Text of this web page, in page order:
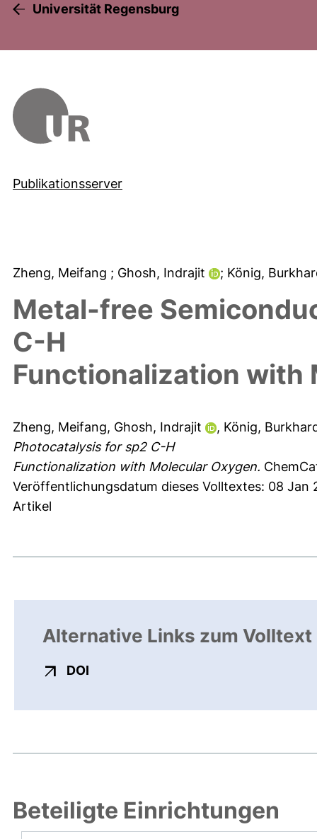
Universität Regensburg
Publikationsserver
Zheng, Meifang ; Ghosh, Indrajit ; König,
Metal-free
C-H
Functionalization with
Zheng, Meifang, Ghosh, Indrajit , König,
Photocatalysis for sp2 C-H
Functionalization with Molecular Oxygen.
Veröffentlichungsdatum dieses Volltextes: 08 Jan
Artikel
Alternative Links zum Volltext
DOI
Beteiligte Einrichtungen